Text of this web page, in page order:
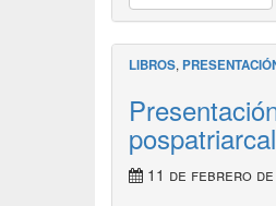
LIBROS,
11 de febrero de